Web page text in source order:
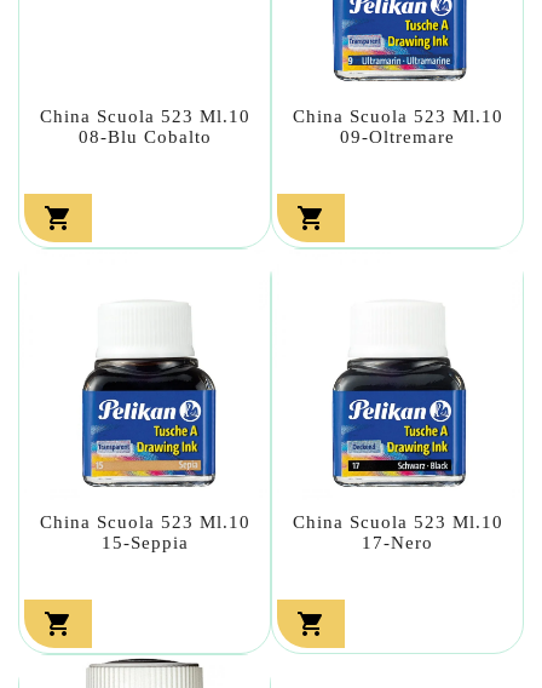
China Scuola 523 Ml.10
08-Blu Cobalto

China Scuola 523 Ml.10
09-Oltremare

China Scuola 523 Ml.10
15-Seppia

China Scuola 523 Ml.10
17-Nero
